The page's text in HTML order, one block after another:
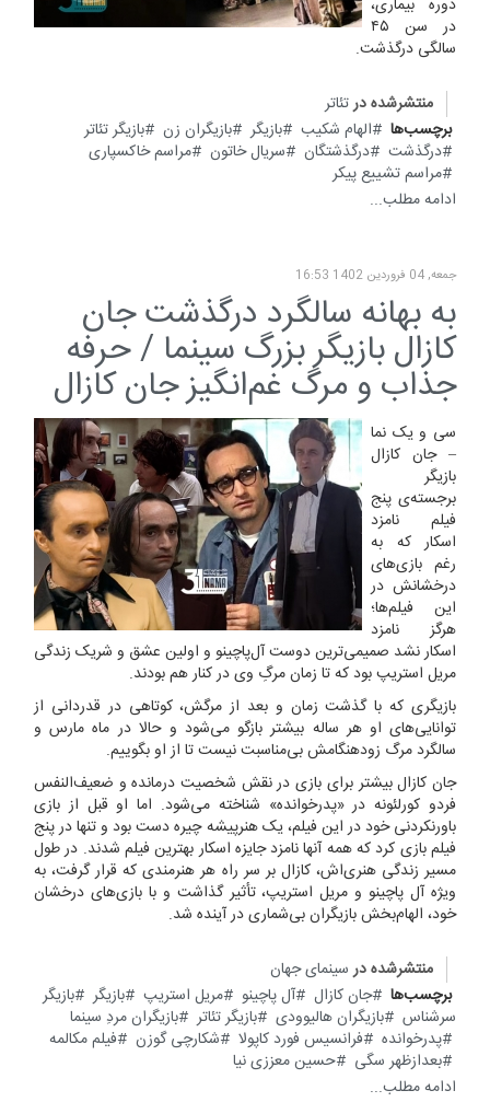
دوره بیماری،
در سن ۴۵
سالگی درگذشت.
منتشرشده درتئاتر
برچسب‌ها
الهام شکیب بازیگر بازیگران زن
بازیگر تئاتر
درگذشت
درگذشتگان سریال خاتون
مراسم خاکسپاری
مراسم تشییع پیکر
ادامه مطلب...
جمعه, 04 فروردين 1402 16:53
به بهانه سالگرد درگذشت جان
کازال بازیگر بزرگ سینما / حرفه
جذاب و مرگ غم‌انگیز جان کازال
سی و یک نما
– جان کازال
بازیگر
برجسته‌ی پنج
فیلم نامزد
اسکار که به
رغم بازی‌های
درخشانش در
این فیلم‌ها؛
هرگز نامزد
اسکار نشد صمیمی‌ترین دوست آل‌پاچینو و اولین عشق و شریک زندگی
مریل استریپ بود که تا زمان مرگِ وی در کنار هم بودند.
بازیگری که با گذشت زمان و بعد از مرگش، کوتاهی در قدردانی از
توانایی‌های او هر ساله بیشتر بازگو می‌شود و حالا در ماه مارس و
سالگرد مرگ زودهنگامش بی‌مناسبت نیست تا از او بگوییم.
جان کازال بیشتر برای بازی در نقش شخصیت درمانده و ضعیف‌النفس
فردو کورلئونه در «پدرخوانده» شناخته می‌شود. اما او قبل از بازی
باورنکردنی خود در این فیلم، یک هنرپیشه چیره دست بود و تنها در پنج
فیلم بازی کرد که همه آنها نامزد جایزه اسکار بهترین فیلم شدند. در طول
مسیر زندگی هنری‌اش، کازال بر سر راه هر هنرمندی که قرار گرفت، به
ویژه آل پاچینو و مریل استریپ، تأثیر گذاشت و با بازی‌های درخشان
خود، الهام‌بخش بازیگران بی‌شماری در آینده شد.
منتشرشده در سینمای جهان
برچسب‌ها
جان کازال آل پاچینو مریل استریپ بازیگر
بازیگر
سرشناس
بازیگران هالیوودی بازیگر تئاتر
بازیگران مردِ سینما
پدرخوانده
فرانسیس فورد کاپولا شکارچی گوزن
فیلم مکالمه
بعدازظهر سگی
حسین معززی نیا
ادامه مطلب...